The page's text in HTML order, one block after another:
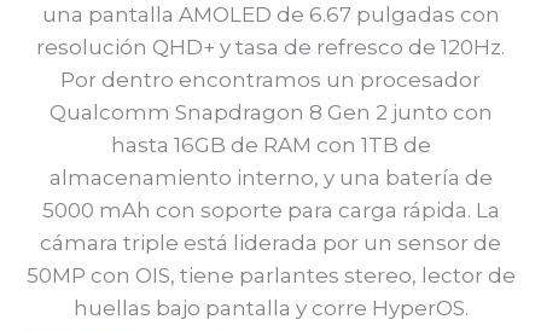
una pantalla AMOLED de 6.67 pulgadas con
resolución QHD+ y tasa de refresco de 120Hz.
Por dentro encontramos un procesador
Qualcomm Snapdragon 8 Gen 2 junto con
hasta 16GB de RAM con 1TB de
almacenamiento interno, y una batería de
5000 mAh con soporte para carga rápida. La
cámara triple está liderada por un sensor de
50MP con OIS, tiene parlantes stereo, lector de
huellas bajo pantalla y corre HyperOS.